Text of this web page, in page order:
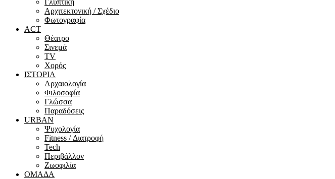
Γλυπτική
Αρχιτεκτονική / Σχέδιο
Φωτογραφία
ACT
Θέατρο
Σινεμά
ΤV
Χορός
ΙΣΤΟΡΙΑ
Αρχαιολογία
Φιλοσοφία
Γλώσσα
Παραδόσεις
URBAN
Ψυχολογία
Fitness / Διατροφή
Tech
Περιβάλλον
Ζωοφιλία
ΟΜΑΔΑ